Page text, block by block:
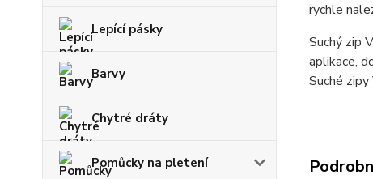
Lepící pásky
Barvy
Chytré dráty
Pomůcky na pletení
rychle
Suchý zip
aplikace,
Suché